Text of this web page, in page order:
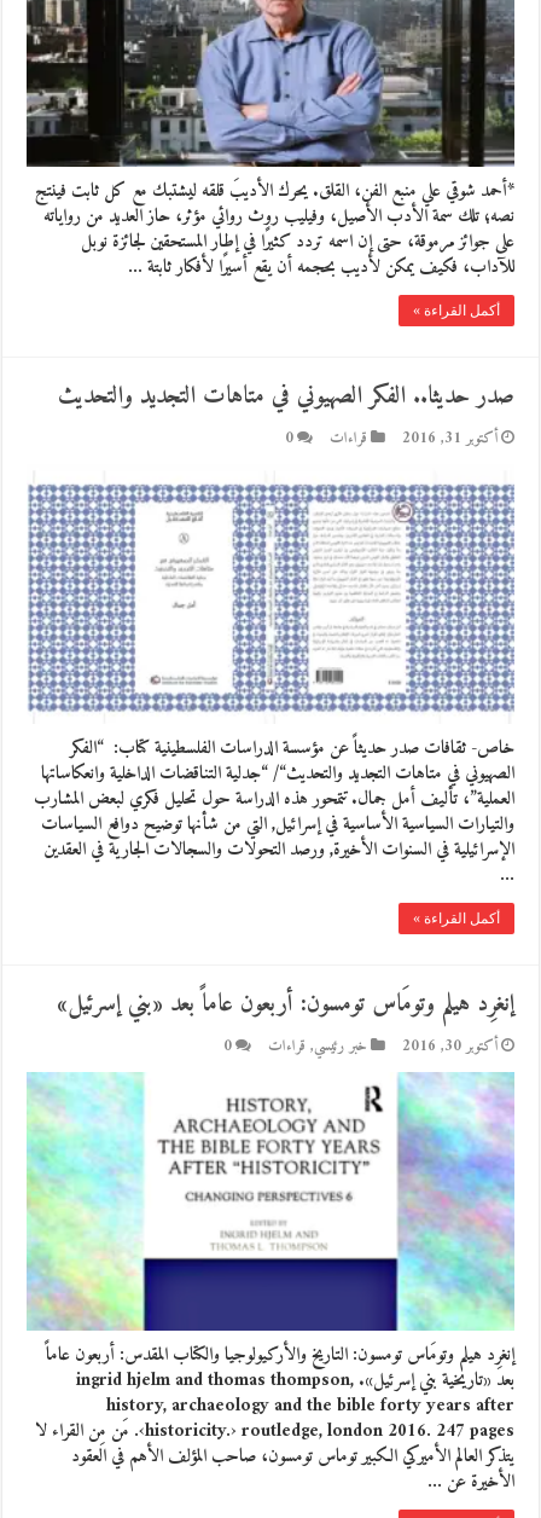
*أحمد شوقي علي منبع الفن، القلق. يحرك الأديبَ قلقه ليشتبك مع كل ثابت فينتج
نصه؛ تلك سمة الأدب الأصيل، وفيليب روث روائي مؤثر، حاز العديد من رواياته
على جوائز مرموقة، حتى إن اسمه تردد كثيرًا في إطار المستحقين لجائزة نوبل
للآداب، فكيف يمكن لأديب بحجمه أن يقع أسيرًا لأفكار ثابتة …
أكمل القراءة »
صدر حديثا.. الفكر الصهيوني في متاهات التجديد والتحديث
أكتوبر 31, 2016 قراءات 0
خاص- ثقافات صدر حديثاً عن مؤسسة الدراسات الفلسطينية كتاب: “الفكر
الصهيوني في متاهات التجديد والتحديث“/ “جدلية التناقضات الداخلية وانعكاساتها
العملية”، تأليف أمل جمال. تتمحور هذه الدراسة حول تحليل فكري لبعض المشارب
والتيارات السياسية الأساسية في إسرائيل, التي من شأنها توضيح دوافع السياسات
الإسرائيلية في السنوات الأخيرة, ورصد التحولات والسجالات الجارية في العقدين
…
أكمل القراءة »
إنغرِد هيلم وتومَاس تومسون: أربعون عاماً بعد «بني إسرئيل»
أكتوبر 30, 2016 خبر رئيسي, قراءات 0
إنغرِد هيلم وتومَاس تومسون: التاريخ والأركيولوجيا والكتاب المقدس: أربعون عاماً
بعد «تاريخية بني إسرئيل». ingrid hjelm and thomas thompson,
history, archaeology and the bible forty years after
‹historicity.› routledge, london 2016. 247 pages. مَن مِن القراء لا
يتذكر العالم الأميركي الكبير توماس تومسون، صاحب المؤلف الأهم في العقود
الأخيرة عن …